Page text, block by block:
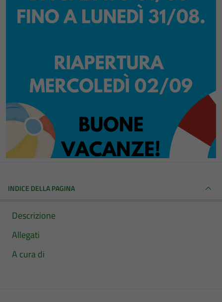
INDICE DELLA PAGINA
Descrizione
Allegati
A cura di